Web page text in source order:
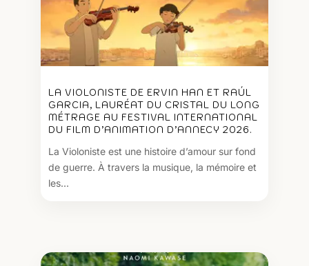
LA VIOLONISTE DE ERVIN HAN ET RAÚL
GARCIA, LAURÉAT DU CRISTAL DU LONG
MÉTRAGE AU FESTIVAL INTERNATIONAL
DU FILM D’ANIMATION D’ANNECY 2026.
La Violoniste est une histoire d’amour sur fond
de guerre. À travers la musique, la mémoire et
les...